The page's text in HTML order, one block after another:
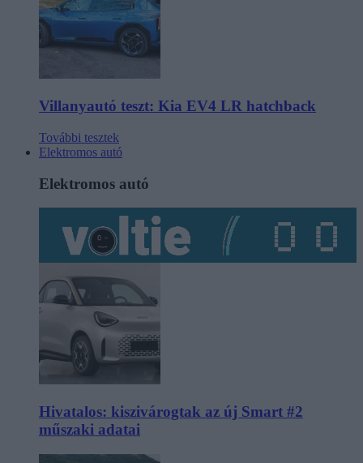
Villanyautó teszt: Kia EV4 LR hatchback
További tesztek
Elektromos autó
Elektromos autó
Hivatalos: kiszivárogtak az új Smart #2
műszaki adatai